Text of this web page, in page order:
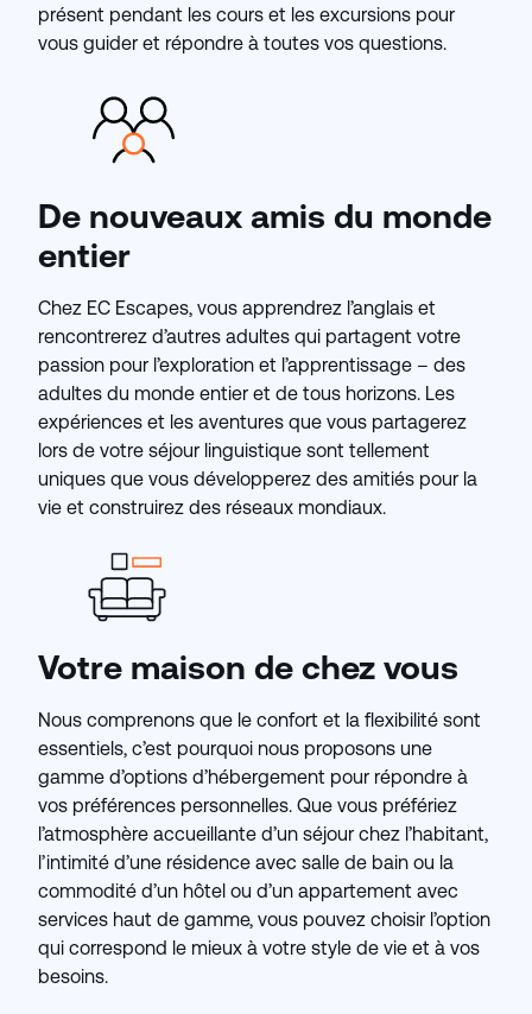
présent pendant les cours et les excursions pour
vous guider et répondre à toutes vos questions.
De nouveaux amis du monde
entier
Chez EC Escapes, vous apprendrez l’anglais et
rencontrerez d’autres adultes qui partagent votre
passion pour l’exploration et l’apprentissage – des
adultes du monde entier et de tous horizons. Les
expériences et les aventures que vous partagerez
lors de votre séjour linguistique sont tellement
uniques que vous développerez des amitiés pour la
vie et construirez des réseaux mondiaux.
Votre maison de chez vous
Nous comprenons que le confort et la flexibilité sont
essentiels, c’est pourquoi nous proposons une
gamme d’options d’hébergement pour répondre à
vos préférences personnelles. Que vous préfériez
l’atmosphère accueillante d’un séjour chez l’habitant,
l’intimité d’une résidence avec salle de bain ou la
commodité d’un hôtel ou d’un appartement avec
services haut de gamme, vous pouvez choisir l’option
qui correspond le mieux à votre style de vie et à vos
besoins.